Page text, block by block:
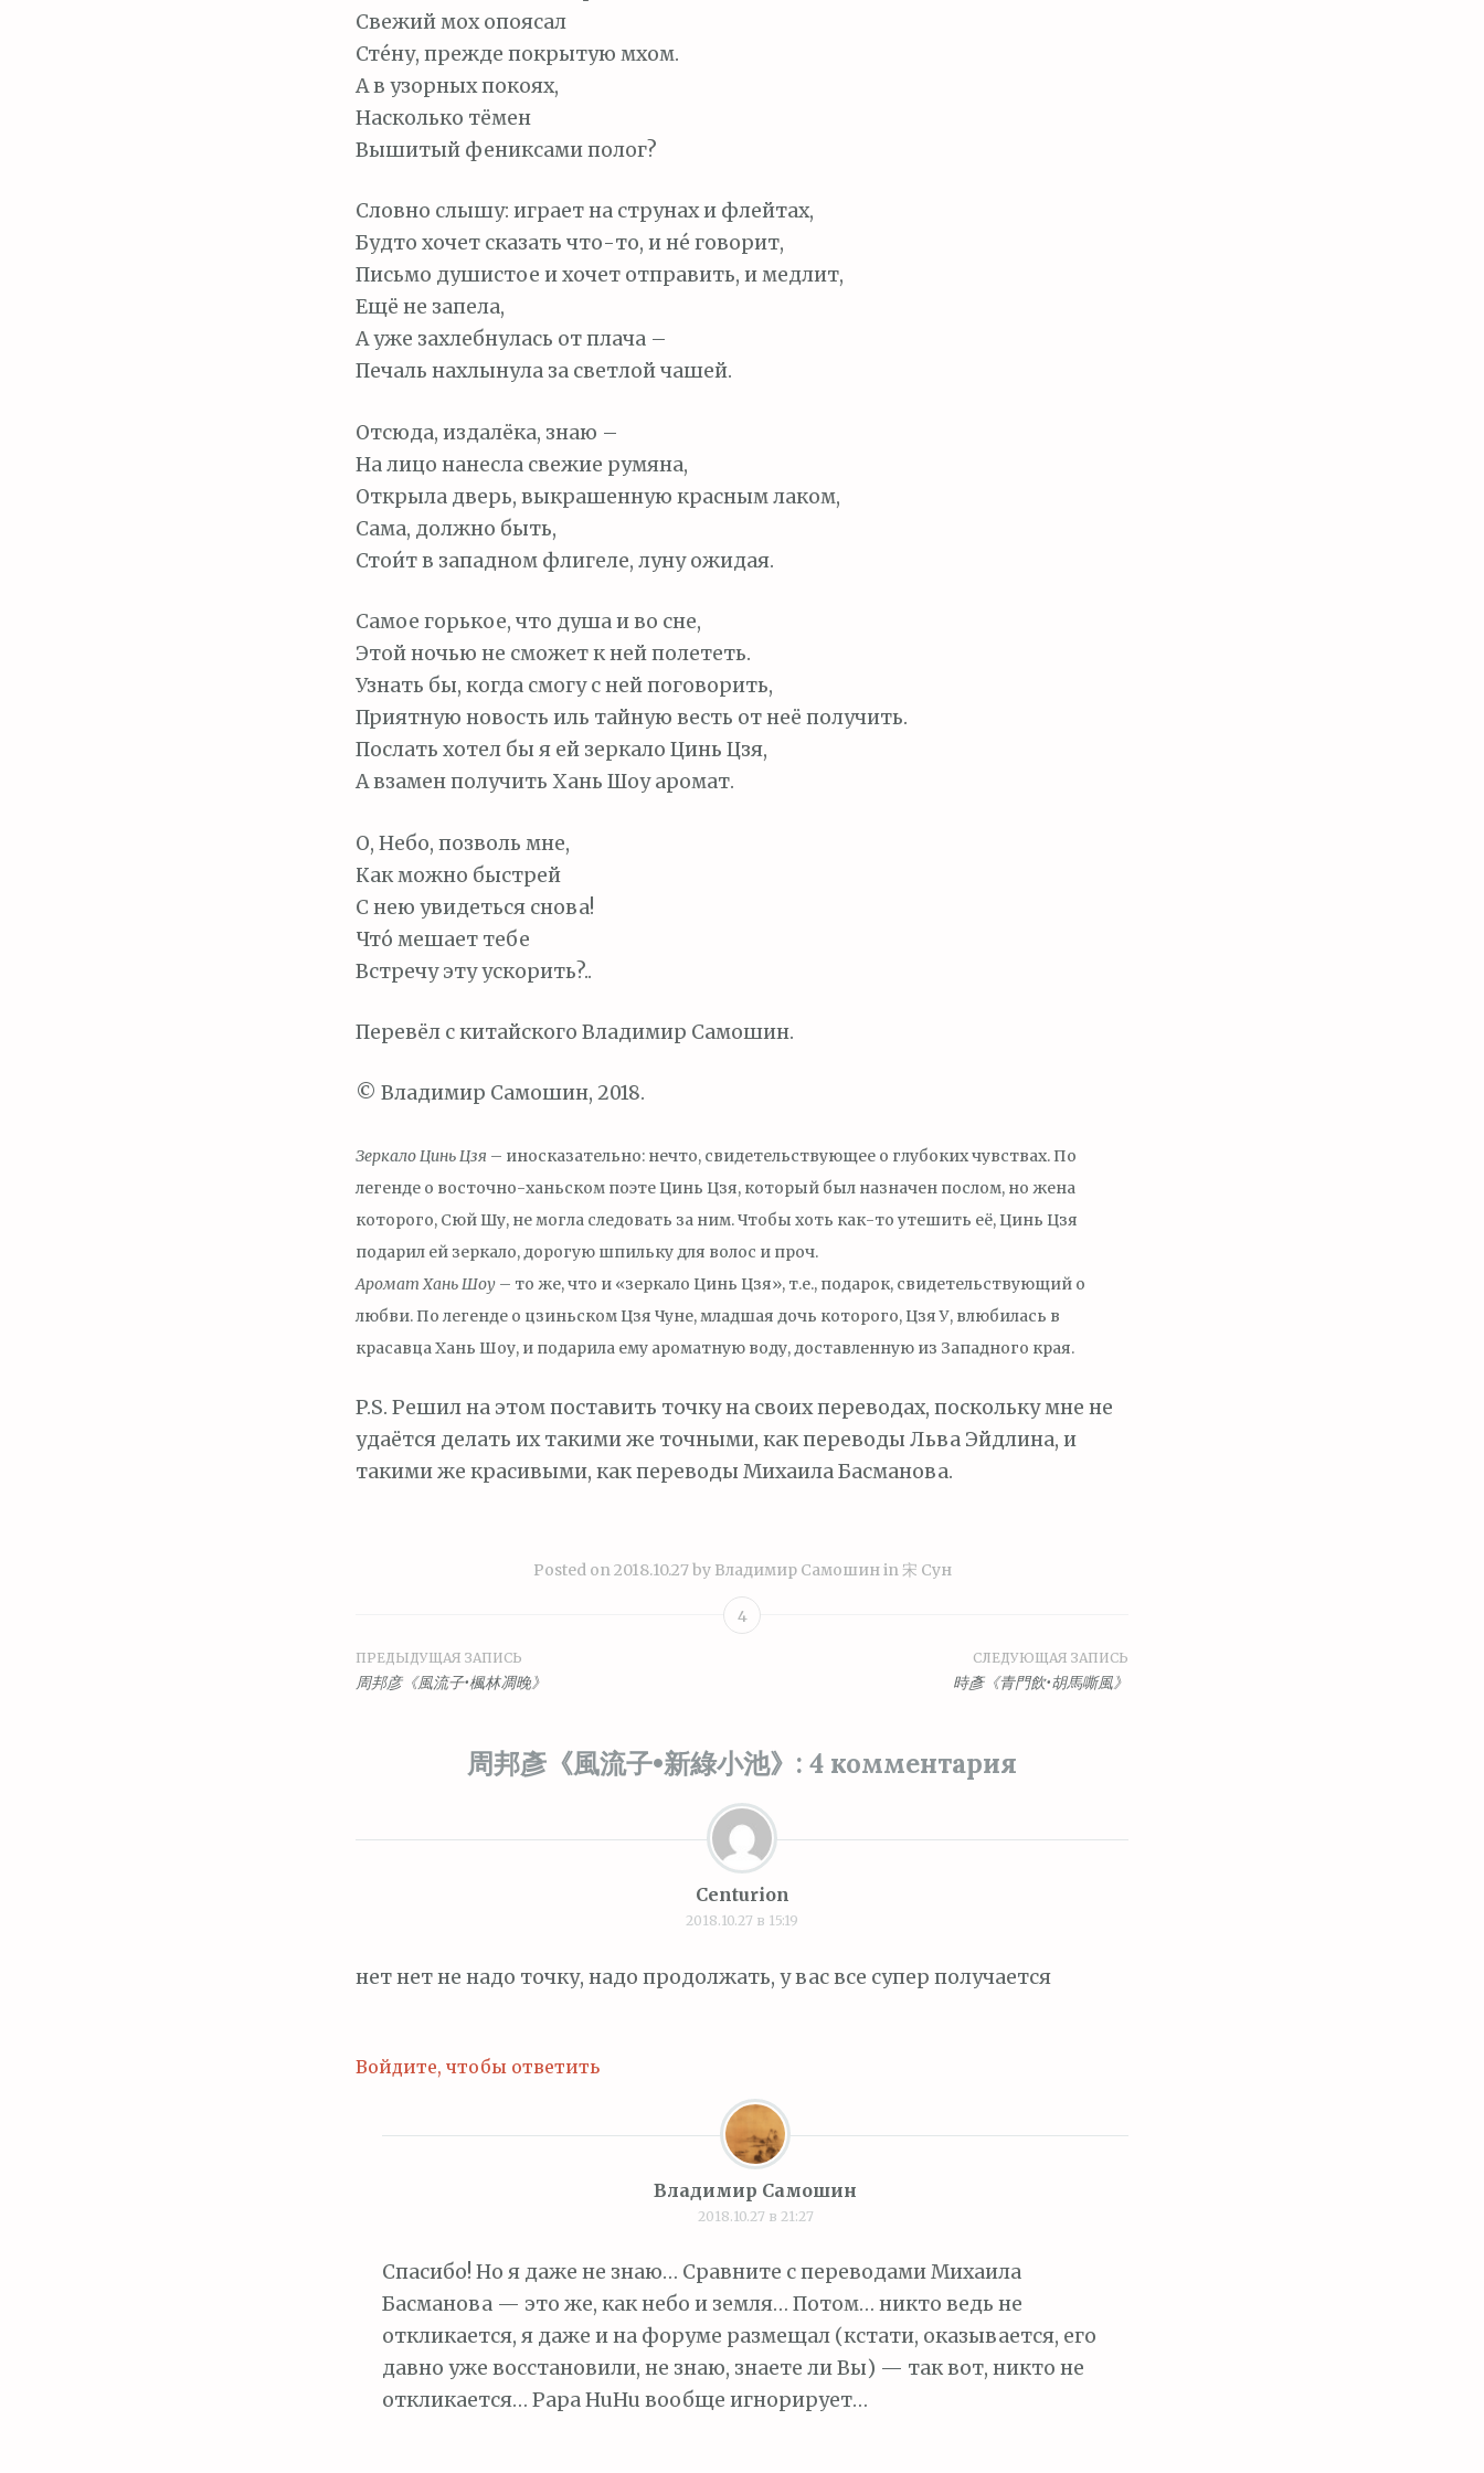
Свежий мох опоясал
Сте́ну, прежде покрытую мхом.
А в узорных покоях,
Насколько тёмен
Вышитый фениксами полог?
Словно слышу: играет на струнах и флейтах,
Будто хочет сказать что-то, и не́ говорит,
Письмо душистое и хочет отправить, и медлит,
Ещё не запела,
А уже захлебнулась от плача –
Печаль нахлынула за светлой чашей.
Отсюда, издалёка, знаю –
На лицо нанесла свежие румяна,
Открыла дверь, выкрашенную красным лаком,
Сама, должно быть,
Стои́т в западном флигеле, луну ожидая.
Самое горькое, что душа и во сне,
Этой ночью не сможет к ней полететь.
Узнать бы, когда смогу с ней поговорить,
Приятную новость иль тайную весть от неё получить.
Послать хотел бы я ей зеркало Цинь Цзя,
А взамен получить Хань Шоу аромат.
О, Небо, позволь мне,
Как можно быстрей
С нею увидеться снова!
Что́ мешает тебе
Встречу эту ускорить?..
Перевёл с китайского Владимир Самошин.
© Владимир Самошин, 2018.
Зеркало Цинь Цзя – иносказательно: нечто, свидетельствующее о глубоких чувствах. По
легенде о восточно-ханьском поэте Цинь Цзя, который был назначен послом, но жена
которого, Сюй Шу, не могла следовать за ним. Чтобы хоть как-то утешить её, Цинь Цзя
подарил ей зеркало, дорогую шпильку для волос и проч.
Аромат Хань Шоу – то же, что и «зеркало Цинь Цзя», т.е., подарок, свидетельствующий о
любви. По легенде о цзиньском Цзя Чуне, младшая дочь которого, Цзя У, влюбилась в
красавца Хань Шоу, и подарила ему ароматную воду, доставленную из Западного края.
P.S. Решил на этом поставить точку на своих переводах, поскольку мне не
удаётся делать их такими же точными, как переводы Льва Эйдлина, и
такими же красивыми, как переводы Михаила Басманова.
Posted on2018.10.27by Владимир Самошинin 宋 Сун
4
Навигация
ПРЕДЫДУЩАЯ ЗАПИСЬ
周邦彦《風流子•楓林凋晚》
СЛЕДУЮЩАЯ ЗАПИСЬ
時彥《青門飲•胡馬嘶風》
周邦彥《風流子•新綠小池》 : 4 комментария
Centurion
2018.10.27 в 15:19
нет нет не надо точку, надо продолжать, у вас все супер получается
Войдите, чтобы ответить
Владимир Самошин
2018.10.27 в 21:27
Спасибо! Но я даже не знаю… Сравните с переводами Михаила
Басманова — это же, как небо и земля… Потом… никто ведь не
откликается, я даже и на форуме размещал (кстати, оказывается, его
давно уже восстановили, не знаю, знаете ли Вы) — так вот, никто не
откликается… Papa HuHu вообще игнорирует…